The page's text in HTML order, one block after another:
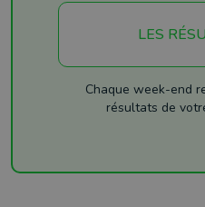
LES
Chaque week-end
résultats de